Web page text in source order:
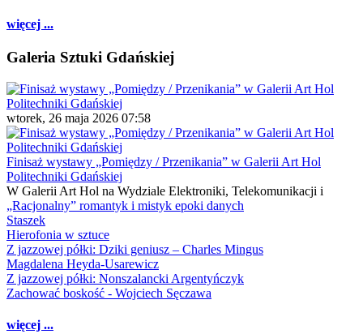
więcej ...
Galeria Sztuki Gdańskiej
wtorek, 26 maja 2026 07:58
Finisaż wystawy „Pomiędzy / Przenikania” w Galerii Art Hol
Politechniki Gdańskiej
W Galerii Art Hol na Wydziale Elektroniki, Telekomunikacji i
„Racjonalny” romantyk i mistyk epoki danych
Staszek
Hierofonia w sztuce
Z jazzowej półki: Dziki geniusz – Charles Mingus
Magdalena Heyda-Usarewicz
Z jazzowej półki: Nonszalancki Argentyńczyk
Zachować boskość - Wojciech Sęczawa
więcej ...